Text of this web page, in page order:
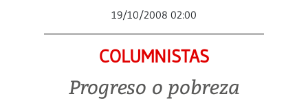
19/10/2008 02:00
COLUMNISTAS
Progreso o pobreza